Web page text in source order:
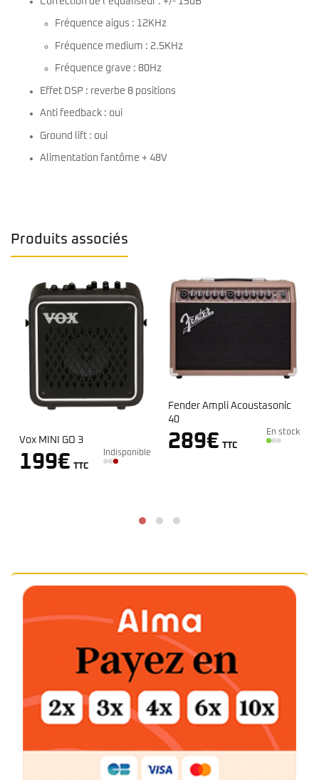
Fréquence aigus : 12KHz
Fréquence medium : 2.5KHz
Fréquence grave : 80Hz
Effet DSP : reverbe 8 positions
Anti feedback : oui
Ground lift : oui
Alimentation fantôme + 48V
Produits associés
Vox MINI GO 3
199€ TTC
Indisponible
Fender Ampli Acoustasonic
40
289€ TTC
En stock